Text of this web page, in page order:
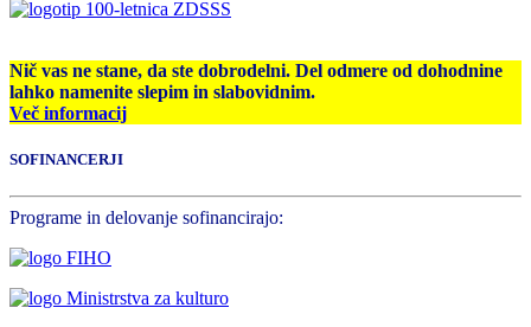
Nič vas ne stane, da ste dobrodelni. Del odmere od dohodnine
lahko namenite slepim in slabovidnim.
Več informacij
SOFINANCERJI
Programe in delovanje sofinancirajo: